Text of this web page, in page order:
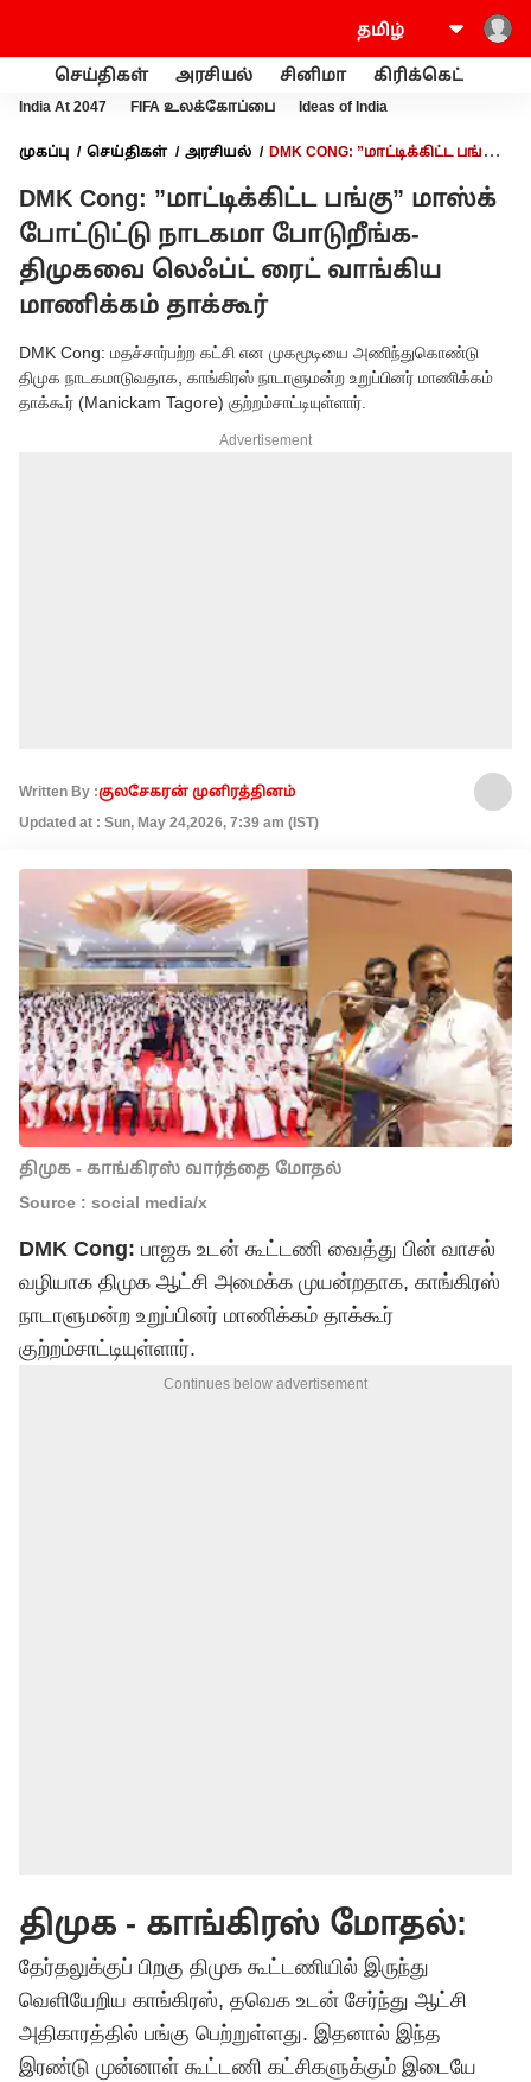
செய்திகள் அரசியல் சினிமா கிரிக்கெட்
India At 2047 FIFA உலக்கோப்பை Ideas of India
முகப்பு செய்திகள் அரசியல்
DMK CONG: ”மாட்டிக்கிட்ட பங்கு”
வாங்கிய மாணிக்கம் தாக்கூர்
DMK Cong: ”மாட்டிக்கிட்ட பங்கு” மாஸ்க்
போட்டுட்டு நாடகமா போடுறீங்க-
திமுகவை லெஃப்ட் ரைட் வாங்கிய
மாணிக்கம் தாக்கூர்
DMK Cong: மதச்சார்பற்ற கட்சி என முகமூடியை அணிந்துகொண்டு
திமுக நாடகமாடுவதாக, காங்கிரஸ் நாடாளுமன்ற உறுப்பினர் மாணிக்கம்
தாக்கூர் (Manickam Tagore) குற்றம்சாட்டியுள்ளார்.
Advertisement
Written By :குலசேகரன் முனிரத்தினம்
Updated at : Sun, May 24,2026, 7:39 am (IST)
திமுக - காங்கிரஸ் வார்த்தை மோதல்
Source : social media/x
DMK Cong: பாஜக உடன் கூட்டணி வைத்து பின் வாசல்
வழியாக திமுக ஆட்சி அமைக்க முயன்றதாக, காங்கிரஸ்
நாடாளுமன்ற உறுப்பினர் மாணிக்கம் தாக்கூர்
குற்றம்சாட்டியுள்ளார்.
Continues below advertisement
திமுக - காங்கிரஸ் மோதல்:
தேர்தலுக்குப் பிறகு திமுக கூட்டணியில் இருந்து
வெளியேறிய காங்கிரஸ், தவெக உடன் சேர்ந்து ஆட்சி
அதிகாரத்தில் பங்கு பெற்றுள்ளது. இதனால் இந்த
இரண்டு முன்னாள் கூட்டணி கட்சிகளுக்கும் இடையே